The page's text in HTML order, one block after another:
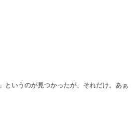
というのが見つかったが、それだけ。あぁ